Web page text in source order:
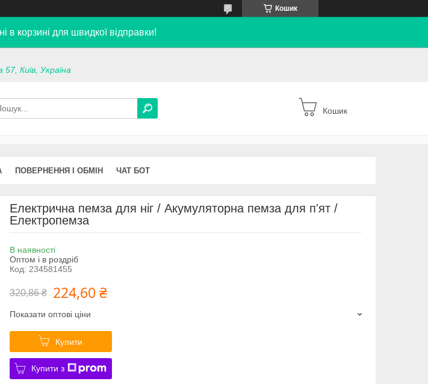
Кошик
в корзині для швидкої відправки!
57, Київ, Україна
Кошик
ПОВЕРНЕННЯ І ОБМІН ЧАТ БОТ
Електрична пемза для ніг / Акумуляторна пемза для п'ят /
Електропемза
В наявності
Оптом і в роздріб
Код: 234581455
320,86 ₴ 224,60 ₴
Показати оптові ціни
Купити
Купити з